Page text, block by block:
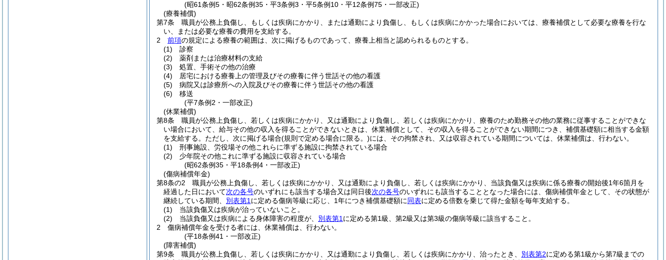
(昭61条例5・昭62条例35・平3条例3・平5条例10・平12条例75・一部改正)
(療養補償)
第7条
職員が公務上負傷し、もしくは疾病にかかり、または通勤により負傷し、もしくは疾病にかかった場合においては、療養補償として必要な療養を行な
い、または必要な療養の費用を支給する。
2
前項の規定による療養の範囲は、次に掲げるものであって、療養上相当と認められるものとする。
(1)
診察
(2)
薬剤または治療材料の支給
(3)
処置、手術その他の治療
(4)
居宅における療養上の管理及びその療養に伴う世話その他の看護
(5)
病院又は診療所への入院及びその療養に伴う世話その他の看護
(6)
移送
(平7条例2・一部改正)
(休業補償)
第8条
職員が公務上負傷し、若しくは疾病にかかり、又は通勤により負傷し、若しくは疾病にかかり、療養のため勤務その他の業務に従事することができな
い場合において、給与その他の収入を得ることができないときは、休業補償として、その収入を得ることができない期間につき、補償基礎額に相当する金額
を支給する。 ただし、次に掲げる場合(規則で定める場合に限る。)には、その拘禁され、又は収容されている期間については、休業補償は、行わない。
(1)
刑事施設、労役場その他これらに準ずる施設に拘禁されている場合
(2)
少年院その他これに準ずる施設に収容されている場合
(昭62条例35・平18条例4・一部改正)
(傷病補償年金)
第8条の2
職員が公務上負傷し、若しくは疾病にかかり、又は通勤により負傷し、若しくは疾病にかかり、当該負傷又は疾病に係る療養の開始後1年6箇月を
経過した日において次の各号のいずれにも該当する場合又は同日後次の各号のいずれにも該当することとなった場合には、傷病補償年金として、その状態が
継続している期間、 別表第1 に定める傷病等級に応じ、1年につき補償基礎額に同表に定める倍数を乗じて得た金額を毎年支給する。
(1)
当該負傷又は疾病が治っていないこと。
(2)
当該負傷又は疾病による身体障害の程度が、 別表第1 に定める第1級、第2級又は第3級の傷病等級に該当すること。
2
傷病補償年金を受ける者には、休業補償は、行わない。
(平18条例41・一部改正)
(障害補償)
第9条
職員が公務上負傷し、若しくは疾病にかかり、又は通勤により負傷し、若しくは疾病にかかり、治ったとき、 別表第2に定める第1級から第7級までの